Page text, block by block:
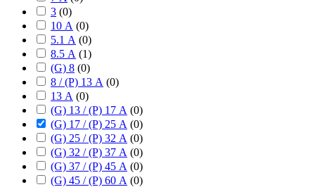
3 (0)
10 А (0)
5.1 А (0)
8.5 А (1)
(G) 8 (0)
8 / (P) 13 А (0)
13 А (0)
(G) 13 / (P) 17 А (0)
(G) 17 / (P) 25 А (0)
(G) 25 / (P) 32 А (0)
(G) 32 / (P) 37 А (0)
(G) 37 / (P) 45 А (0)
(G) 45 / (P) 60 А (0)